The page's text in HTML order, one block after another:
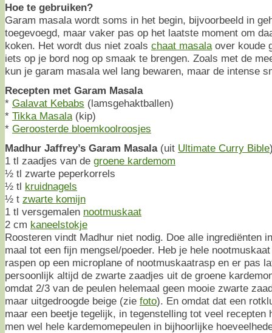
Hoe te gebruiken?
Garam masala wordt soms in het begin, bijvoorbeeld in
toegevoegd, maar vaker pas op het laatste moment om
koken. Het wordt dus niet zoals chaat masala over koude
iets op je bord nog op smaak te brengen. Zoals met de
kun je garam masala wel lang bewaren, maar de intense
Recepten met Garam Masala
* Galavat Kebabs (lamsgehaktballen)
* Tikka Masala (kip)
* Geroosterde bloemkoolroosjes
Madhur Jaffrey’s Garam Masala(uit Ultimate Curry Bible
1 tl zaadjes van de groene kardemom
½ tl zwarte peperkorrels
½ tl kruidnagels
½ t zwarte komijn
1 tl versgemalen nootmuskaat
2 cm kaneelstokje
Roosteren vindt Madhur niet nodig. Doe alle ingrediënten
maal tot een fijn mengsel/poeder. Heb je hele
raspen op een microplane of nootmuskaatrasp en er pas
persoonlijk altijd de zwarte zaadjes uit de groene
omdat 2/3 van de peulen helemaal geen mooie zwarte
maar uitgedroogde beige (zie foto). En omdat dat een
maar een beetje tegelijk, in tegenstelling tot veel recepten
men wel hele kardemomepeulen in bijhoorlijke